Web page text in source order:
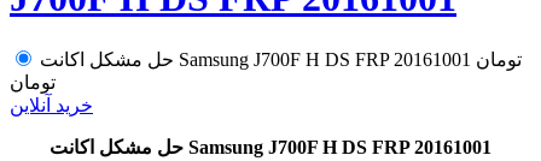
حل مشکل اکانت Samsung J700F H DS FRP 20161001 تومان
تومان
خرید آنلاین
حل مشکل اکانت Samsung J700F H DS FRP 20161001